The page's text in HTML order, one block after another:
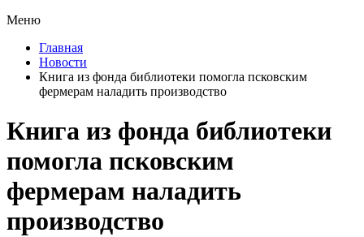
Меню
Главная
Новости
Книга из фонда библиотеки помогла псковским
фермерам наладить производство
Книга из фонда библиотеки
помогла псковским
фермерам наладить
производство